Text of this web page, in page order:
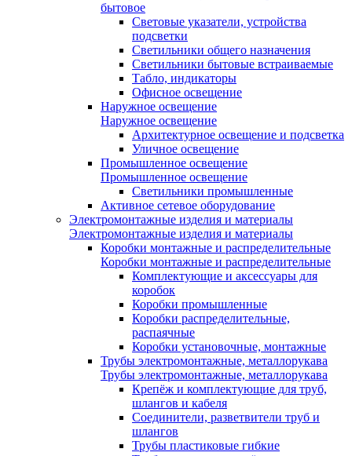
бытовое
Световые указатели, устройства
подсветки
Светильники общего назначения
Светильники бытовые встраиваемые
Табло, индикаторы
Офисное освещение
Наружное освещение
Наружное освещение
Архитектурное освещение и подсветка
Уличное освещение
Промышленное освещение
Промышленное освещение
Светильники промышленные
Активное сетевое оборудование
Электромонтажные изделия и материалы
Электромонтажные изделия и материалы
Коробки монтажные и распределительные
Коробки монтажные и распределительные
Комплектующие и аксессуары для
коробок
Коробки промышленные
Коробки распределительные,
распаячные
Коробки установочные, монтажные
Трубы электромонтажные, металлорукава
Трубы электромонтажные, металлорукава
Крепёж и комплектующие для труб,
шлангов и кабеля
Соединители, разветвители труб и
шлангов
Трубы пластиковые гибкие